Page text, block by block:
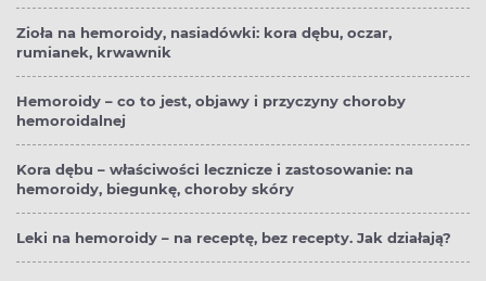
Zioła na hemoroidy, nasiadówki: kora dębu, oczar,
rumianek, krwawnik
Hemoroidy – co to jest, objawy i przyczyny choroby
hemoroidalnej
Kora dębu – właściwości lecznicze i zastosowanie: na
hemoroidy, biegunkę, choroby skóry
Leki na hemoroidy – na receptę, bez recepty. Jak działają?